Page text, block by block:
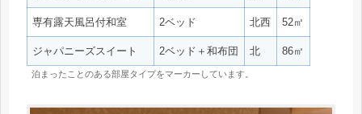
専有露天風呂付和室 2ベッド 北西 52㎡
ジャパニーズスイート 2ベッド＋和布団 北 86㎡
泊まったことのある部屋タイプをマーカーしています。